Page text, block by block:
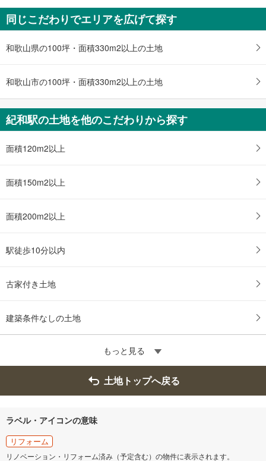
和歌山市楠見中
2,480万円
4SLDK
土地面積 165.29m
紀勢本線（JR西日本） 「紀和」駅 徒歩19分
同じこだわりでエリアを広げて探す
和歌山県の100坪・面積330m2以上の土地
和歌山市の100坪・面積330m2以上の土地
紀和駅の土地を他のこだわりから探す
面積120m2以上
面積150m2以上
面積200m2以上
駅徒歩10分以内
古家付き土地
建築条件なしの土地
もっと見る
土地トップへ戻る
ラベル・アイコンの意味
リフォーム
リノベーション・リフォーム済み（予定含む）の物件に表示されます。